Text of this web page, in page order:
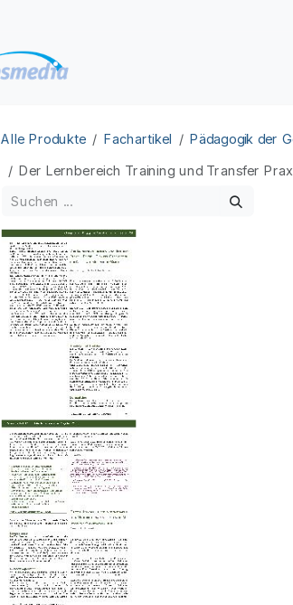
Alle Produkte Fachartikel
Pädagogik der
Der Lernbereich Training und Transfer